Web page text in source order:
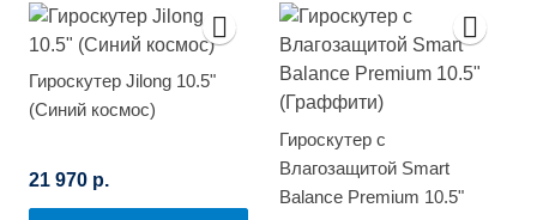
Гироскутер Jilong 10.5"
(Синий космос)
21 970 р.
Гироскутер с
Влагозащитой Smart
Balance Premium 10.5"